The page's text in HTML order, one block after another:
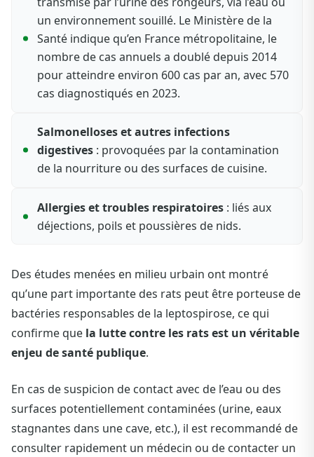
un environnement souillé. Le Ministère de la
Santé indique qu’en France métropolitaine, le
nombre de cas annuels a doublé depuis 2014
pour atteindre environ 600 cas par an, avec 570
cas diagnostiqués en 2023.
Salmonelloses et autres infections
digestives : provoquées par la contamination
de la nourriture ou des surfaces de cuisine.
Allergies et troubles respiratoires : liés aux
déjections, poils et poussières de nids.
Des études menées en milieu urbain ont montré
qu’une part importante des rats peut être porteuse de
bactéries responsables de la leptospirose, ce qui
confirme que la lutte contre les rats est un véritable
enjeu de santé publique.
En cas de suspicion de contact avec de l’eau ou des
surfaces potentiellement contaminées (urine, eaux
stagnantes dans une cave, etc.), il est recommandé de
consulter rapidement un médecin ou de contacter un